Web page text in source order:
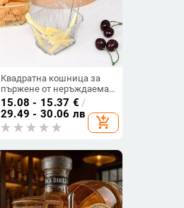
Квадратна кошница за
пържене от неръждаема
стомана с мрежеста
цедка — защита срещу
изгаряне, за пържени
картофи, пържено пиле и
15.08 - 15.37 € /
29.49 - 30.06 лв
add_shopping_cart